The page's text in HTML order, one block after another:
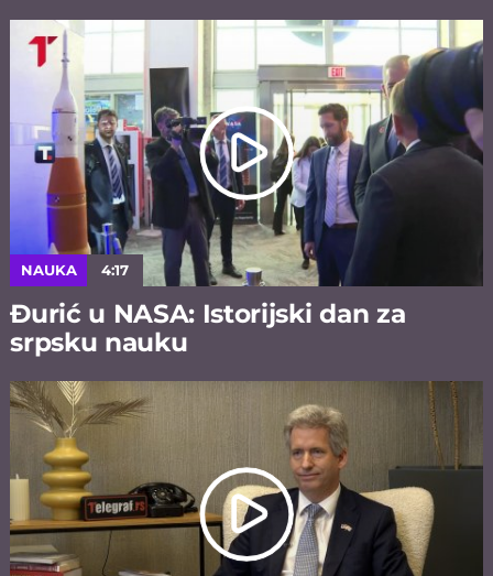
NAUKA 4:17
Đurić u NASA: Istorijski dan za
srpsku nauku